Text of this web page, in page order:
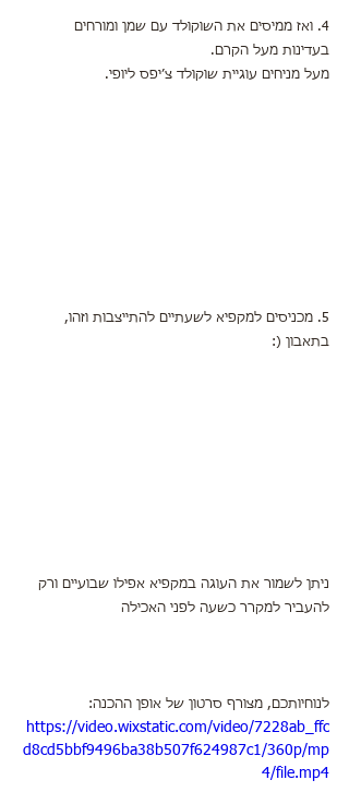
4. ואז ממיסים את השוקולד עם שמן ומורחים
בעדינות מעל הקרם.
מעל מניחים עוגיית שוקולד צ׳יפס ליופי.
5. מכניסים למקפיא לשעתיים להתייצבות וזהו,
בתאבון (:
ניתן לשמור את העוגה במקפיא אפילו שבועיים ורק
להעביר למקרר כשעה לפני האכילה
לנוחיותכם, מצורף סרטון של אופן ההכנה:
https://video.wixstatic.com/video/7228ab_ffc
d8cd5bbf9496ba38b507f624987c1/360p/mp
4/file.mp4